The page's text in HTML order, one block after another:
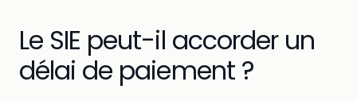
Le SIE peut-il accorder un
délai de paiement ?